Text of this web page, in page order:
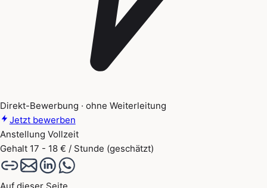
Direkt-Bewerbung · ohne Weiterleitung
Jetzt bewerben
Anstellung Vollzeit
Gehalt 17 - 18 € / Stunde (geschätzt)